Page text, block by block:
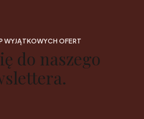
WYJĄTKOWYCH OFERT
do naszego